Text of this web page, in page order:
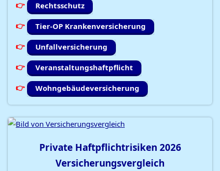
Rechtsschutz
Tier-OP Krankenversicherung
Unfallversicherung
Veranstaltungshaftpflicht
Wohngebäudeversicherung
Private Haftpflichtrisiken 2026
Versicherungsvergleich